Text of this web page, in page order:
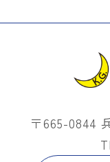
〒665-0844